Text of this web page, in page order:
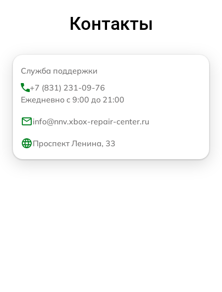
Контакты
Служба поддержки
+7 (831) 231-09-76
Ежедневно с 9:00 до 21:00
info@nnv.xbox-repair-center.ru
Проспект Ленина, 33